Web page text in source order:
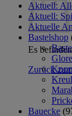
Es
Zurück
Aktuell:
Aktuell:
Aktuelle
Bastelshop
Kreul
Bauecke